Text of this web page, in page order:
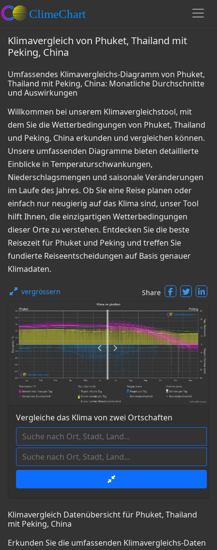
Klimavergleich von Phuket, Thailand mit
Peking, China
Umfassendes Klimavergleichs-Diagramm von Phuket,
Thailand mit Peking, China: Monatliche Durchschnitte
und Auswirkungen
Willkommen bei unserem Klimavergleichstool, mit
dem Sie die Wetterbedingungen von Phuket, Thailand
und Peking, China erkunden und vergleichen können.
Unsere umfassenden Diagramme bieten detaillierte
Einblicke in Temperaturschwankungen,
Niederschlagsmengen und saisonale Veränderungen
im Laufe des Jahres. Ob Sie eine Reise planen oder
einfach nur neugierig auf das Klima sind, unser Tool
hilft Ihnen, die einzigartigen Wetterbedingungen
dieser Orte zu verstehen. Entdecken Sie die beste
Reisezeit für Phuket und Peking und treffen Sie
fundierte Reiseentscheidungen auf Basis genauer
Klimadaten.
vergrössern Share
Vergleiche das Klima von zwei Ortschaften
Klimavergleich Datenübersicht für Phuket, Thailand
mit Peking, China
Erkunden Sie die umfassenden Klimavergleichs-Daten